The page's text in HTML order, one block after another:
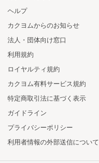
ヘルプ
カクヨムからのお知らせ
法人・団体向け窓口
利用規約
ロイヤルティ規約
カクヨム有料サービス規約
特定商取引法に基づく表示
ガイドライン
プライバシーポリシー
利用者情報の外部送信について